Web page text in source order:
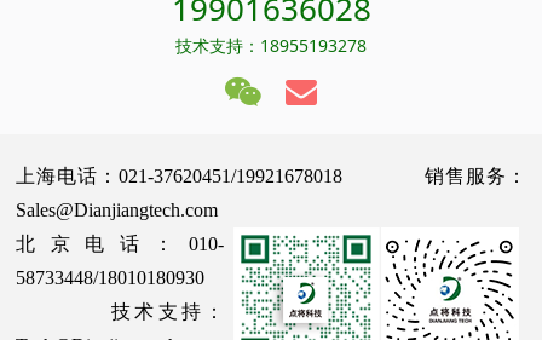
技术支持：18955193278
上海电话：021-37620451/19921678018 销售服务：
Sales@Dianjiangtech.com
北京电话：010-
58733448/18010180930
技术支持：